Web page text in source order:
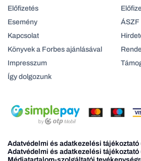
Előfizetés
Esemény
Kapcsolat
Könyvek a Forbes ajánlásával
Impresszum
Így dolgozunk
ÁSZF
Adatvédelmi és adatkezelési
Adatvédelmi és adatkezelési tájékoztató